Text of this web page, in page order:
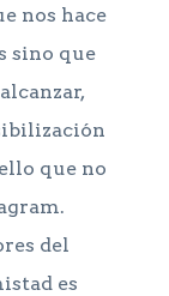
nos hace
sino que
que no
del
es